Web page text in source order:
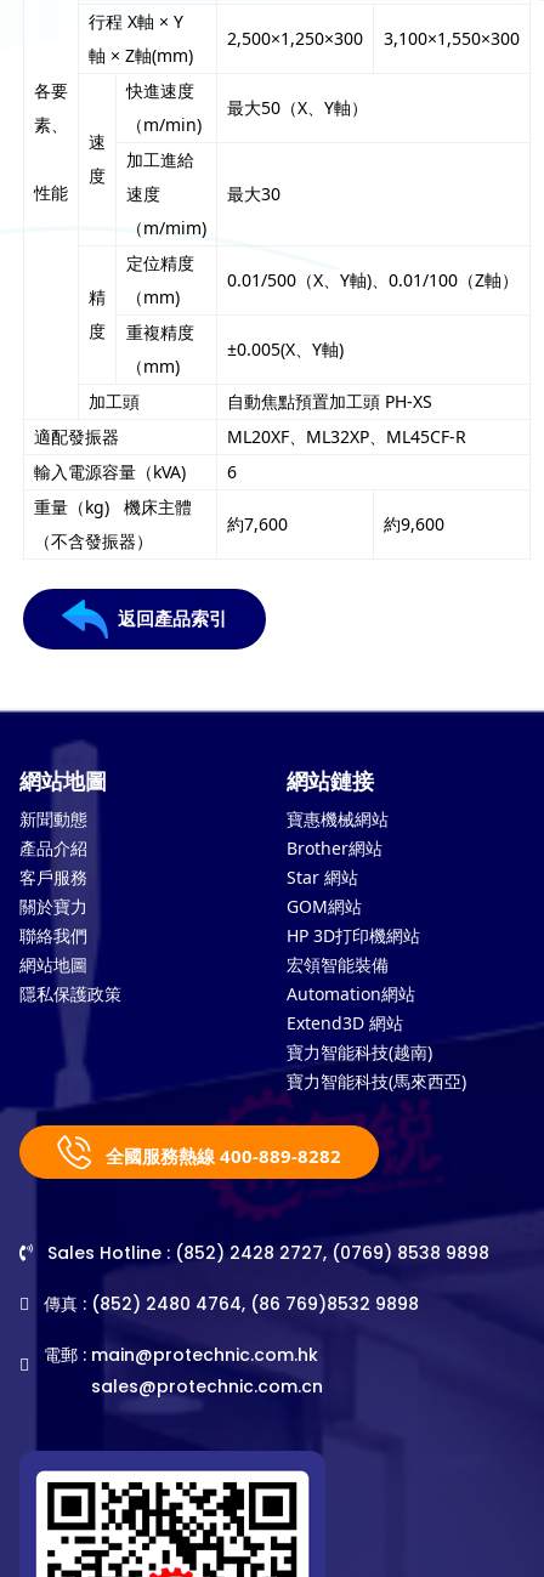
各要
素、
性能
行程 X軸 × Y
軸 × Z軸(mm)
2,500×1,250×300 3,100×1,550×300
速
度
快進速度
（m/min)
最大50（X、Y軸）
加工進給
速度
（m/mim)
最大30
精
度
定位精度
（mm)
0.01/500（X、Y軸)、0.01/100（Z軸）
重複精度
（mm)
±0.005(X、Y軸)
加工頭
自動焦點預置加工頭 PH-XS
適配發振器
ML20XF、ML32XP、ML45CF-R
輸入電源容量（kVA)
6
重量（kg) 機床主體
（不含發振器）
約7,600 約9,600
返回產品索引
網站地圖
新聞動態
產品介紹
客戶服務
關於寶力
聯絡我們
網站地圖
隱私保護政策
網站鏈接
寶惠機械網站
Brother網站
Star 網站
GOM網站
HP 3D打印機網站
宏領智能裝備
Automation網站
Extend3D 網站
寶力智能科技(越南)
寶力智能科技(馬來西亞)
全國服務熱線 400-889-8282
Sales Hotline : (852) 2428 2727, (0769) 8538 9898
傳真 : (852) 2480 4764, (86 769)8532 9898
電郵 : main@protechnic.com.hk
sales@protechnic.com.cn